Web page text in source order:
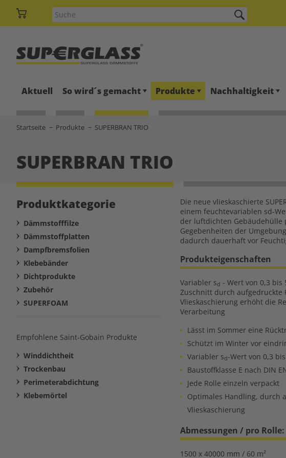
Aktuell So wird´s gemacht Produkte Nachhaltigkeit
Startseite Produkte SUPERBRAN TRIO
SUPERBRAN TRIO
Die neue vlieskaschierte
einem feuchtevariablen sd-
der luftdichten Gebäudehülle
Gegebenheiten der
dadurch dauerhaft vor
Produkteigenschaften
Variabler sd - Wert von 0,3
Zuschnitt durch aufgedruckte
Vlieskaschierung erhöht die
Verarbeitung
Lässt im Sommer eine
Schützt im Winter vor
Variabler sd-Wert von 0,3
Baustoffklasse E nach DIN
Jede Rolle einzeln verpackt
Optimales Handling, durch
Vlieskaschierung
Abmessungen / pro Rolle:
1500 x 40000 mm / 60 m²
Produktkategorie
Dämmstofffilze
Dämmstoffplatten
Dampfbremsfolien
Klebebänder
Dichtprodukte
Zubehör
SUPERFOAM
Empfohlene Saint-Gobain Produkte
Winddichtheit
Trockenbau
Perimeterabdichtung
Klebemörtel